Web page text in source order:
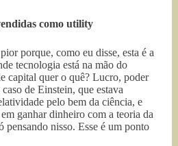
como utility
porque, como eu disse, esta é a
tecnologia está na mão do
capital quer o quê? Lucro, poder
de Einstein, que estava
pelo bem da ciência, e
ganhar dinheiro com a teoria da
pensando nisso. Esse é um ponto